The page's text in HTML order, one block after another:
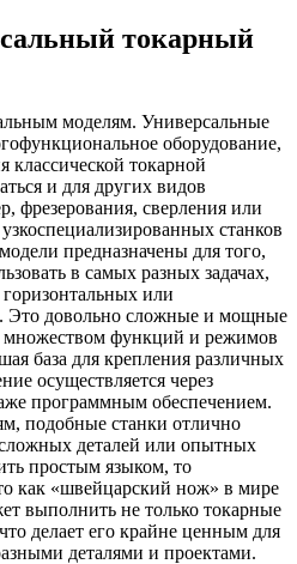
токарный
моделям. Универсальные
оборудование,
токарной
и для других видов
фрезерования, сверления или
станков
предназначены для того,
в самых разных задачах,
или
Это довольно сложные и мощные
функций и режимов
база для крепления различных
осуществляется через
программным обеспечением.
подобные станки отлично
деталей или опытных
простым языком, то
как «швейцарский нож» в мире
выполнить не только токарные
делает его крайне ценным для
деталями и проектами.